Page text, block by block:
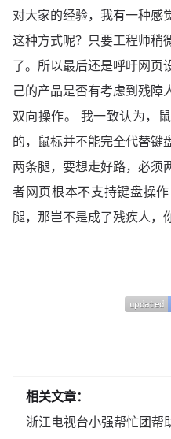
	<input type="checkbox" class="J_Share" name="sharePrivacy59435601311588" id="sharePrivacy59435601311588" value="0" />
	                                        </span>
对大家的经验，我有一种感
这种方式呢？只要工程师稍
了。所以最后还是呼吁网页
己的产品是否有考虑到残障
双向操作。 我一致认为，
的，鼠标并不能完全代替键
两条腿，要想走好路，必须
者网页根本不支持键盘操
腿，那岂不是成了残疾人，
updated
updated
相关文章：
浙江电视台小强帮忙团帮